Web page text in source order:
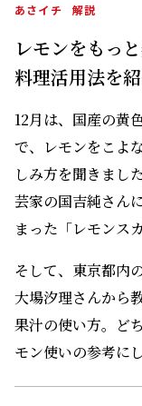
あさイチ 解説
レモンをもっ
料理活用法を
12月は、国産の黄
で、レモンをこよ
しみ方を聞きまし
芸家の国吉純さん
まった「レモンス
そして、東京都内
大場汐理さんから
果汁の使い方。ど
モン使いの参考に